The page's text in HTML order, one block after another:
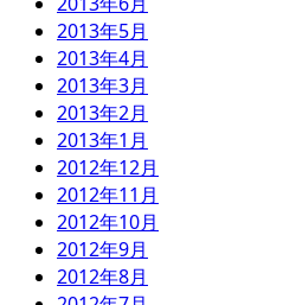
2013年5月
2013年4月
2013年3月
2013年2月
2013年1月
2012年12月
2012年11月
2012年10月
2012年9月
2012年8月